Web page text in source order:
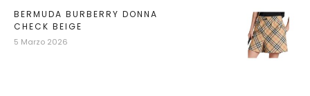
BERMUDA BURBERRY DONNA
CHECK BEIGE
5 Marzo 2026